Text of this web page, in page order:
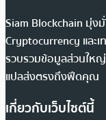
Siam Blockchain มุ่ง
Cryptocurrency และเ
รวบรวมข้อมูลส่วนใหญ่
แปลส่งตรงถึงฟีดคุณ
เกี่ยวกับเว็บไซต์นี้